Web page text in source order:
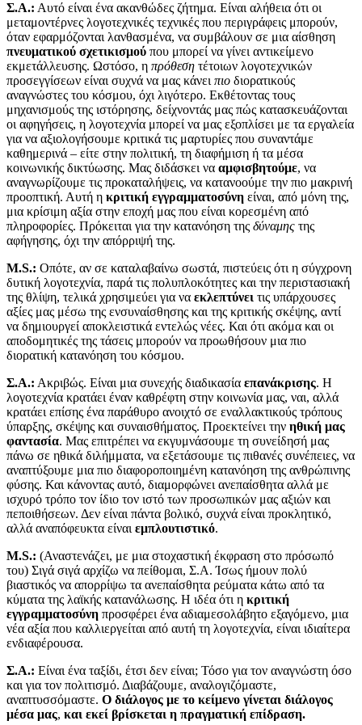
Σ.Α.: Αυτό είναι ένα ακανθώδες ζήτημα. Είναι αλήθεια ότι οι
μεταμοντέρνες λογοτεχνικές τεχνικές που περιγράφεις μπορούν,
όταν εφαρμόζονται λανθασμένα, να συμβάλουν σε μια αίσθηση
πνευματικού σχετικισμού που μπορεί να γίνει αντικείμενο
εκμετάλλευσης. Ωστόσο, η πρόθεση τέτοιων λογοτεχνικών
προσεγγίσεων είναι συχνά να μας κάνει πιο διορατικούς
αναγνώστες του κόσμου, όχι λιγότερο. Εκθέτοντας τους
μηχανισμούς της ιστόρησης, δείχνοντάς μας πώς κατασκευάζονται
οι αφηγήσεις, η λογοτεχνία μπορεί να μας εξοπλίσει με τα εργαλεία
για να αξιολογήσουμε κριτικά τις μαρτυρίες που συναντάμε
καθημερινά – είτε στην πολιτική, τη διαφήμιση ή τα μέσα
κοινωνικής δικτύωσης. Μας διδάσκει να αμφισβητούμε, να
αναγνωρίζουμε τις προκαταλήψεις, να κατανοούμε την πιο μακρινή
προοπτική. Αυτή η κριτική εγγραμματοσύνη είναι, από μόνη της,
μια κρίσιμη αξία στην εποχή μας που είναι κορεσμένη από
πληροφορίες. Πρόκειται για την κατανόηση της δύναμης της
αφήγησης, όχι την απόρριψή της.
M.S.: Οπότε, αν σε καταλαβαίνω σωστά, πιστεύεις ότι η σύγχρονη
δυτική λογοτεχνία, παρά τις πολυπλοκότητες και την περιστασιακή
της θλίψη, τελικά χρησιμεύει για να εκλεπτύνει τις υπάρχουσες
αξίες μας μέσω της ενσυναίσθησης και της κριτικής σκέψης, αντί
να δημιουργεί αποκλειστικά εντελώς νέες. Και ότι ακόμα και οι
αποδομητικές της τάσεις μπορούν να προωθήσουν μια πιο
διορατική κατανόηση του κόσμου.
Σ.Α.: Ακριβώς. Είναι μια συνεχής διαδικασία επανάκρισης. Η
λογοτεχνία κρατάει έναν καθρέφτη στην κοινωνία μας, ναι, αλλά
κρατάει επίσης ένα παράθυρο ανοιχτό σε εναλλακτικούς τρόπους
ύπαρξης, σκέψης και συναισθήματος. Προεκτείνει την ηθική μας
φαντασία. Μας επιτρέπει να εκγυμνάσουμε τη συνείδησή μας
πάνω σε ηθικά διλήμματα, να εξετάσουμε τις πιθανές συνέπειες, να
αναπτύξουμε μια πιο διαφοροποιημένη κατανόηση της ανθρώπινης
φύσης. Και κάνοντας αυτό, διαμορφώνει ανεπαίσθητα αλλά με
ισχυρό τρόπο τον ίδιο τον ιστό των προσωπικών μας αξιών και
πεποιθήσεων. Δεν είναι πάντα βολικό, συχνά είναι προκλητικό,
αλλά αναπόφευκτα είναι εμπλουτιστικό.
M.S.: (Αναστενάζει, με μια στοχαστική έκφραση στο πρόσωπό
του) Σιγά σιγά αρχίζω να πείθομαι, Σ.Α. Ίσως ήμουν πολύ
βιαστικός να απορρίψω τα ανεπαίσθητα ρεύματα κάτω από τα
κύματα της λαϊκής κατανάλωσης. Η ιδέα ότι η κριτική
εγγραμματοσύνη προσφέρει ένα αδιαμεσολάβητο εξαγόμενο, μια
νέα αξία που καλλιεργείται από αυτή τη λογοτεχνία, είναι ιδιαίτερα
ενδιαφέρουσα.
Σ.Α.: Είναι ένα ταξίδι, έτσι δεν είναι; Τόσο για τον αναγνώστη όσο
και για τον πολιτισμό. Διαβάζουμε, αναλογιζόμαστε,
αναπτυσσόμαστε. Ο διάλογος με το κείμενο γίνεται διάλογος
μέσα μας, και εκεί βρίσκεται η πραγματική επίδραση.